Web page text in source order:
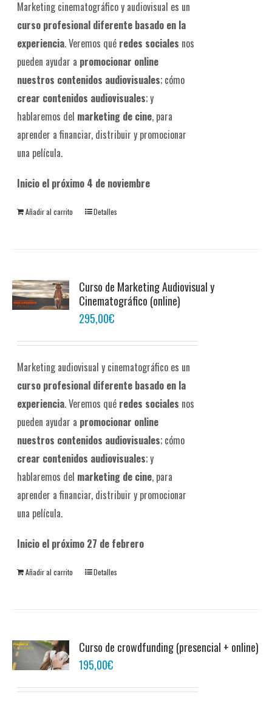
Marketing cinematográfico y audiovisual es un
curso profesional diferente basado en la
experiencia. Veremos qué redes sociales nos
pueden ayudar a promocionar online
nuestros contenidos audiovisuales; cómo
crear contenidos audiovisuales; y
hablaremos del marketing de cine, para
aprender a financiar, distribuir y promocionar
una película.
Inicio el próximo 4 de noviembre
Añadir al carrito Detalles
Curso de Marketing Audiovisual y
Cinematográfico (online)
295,00€
Marketing audiovisual y cinematográfico es un
curso profesional diferente basado en la
experiencia. Veremos qué redes sociales nos
pueden ayudar a promocionar online
nuestros contenidos audiovisuales; cómo
crear contenidos audiovisuales; y
hablaremos del marketing de cine, para
aprender a financiar, distribuir y promocionar
una película.
Inicio el próximo 27 de febrero
Añadir al carrito Detalles
Curso de crowdfunding (presencial + online)
195,00€